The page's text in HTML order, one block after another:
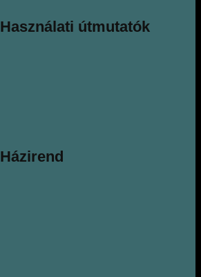
​Használati útmutatók
​Házirend